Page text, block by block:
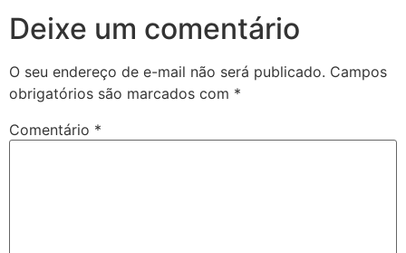
Deixe um comentário
O seu endereço de e-mail não será publicado. Campos
obrigatórios são marcados com *
Comentário *